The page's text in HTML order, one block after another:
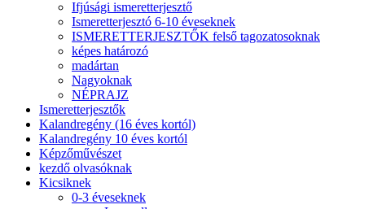
Ifjúsági ismeretterjesztő
Ismeretterjesztó 6-10 éveseknek
ISMERETTERJESZTŐK felső tagozatosoknak
képes határozó
madártan
Nagyoknak
NÉPRAJZ
Ismeretterjesztők
Kalandregény (16 éves kortól)
Kalandregény 10 éves kortól
Képzőművészet
kezdő olvasóknak
Kicsiknek
0-3 éveseknek